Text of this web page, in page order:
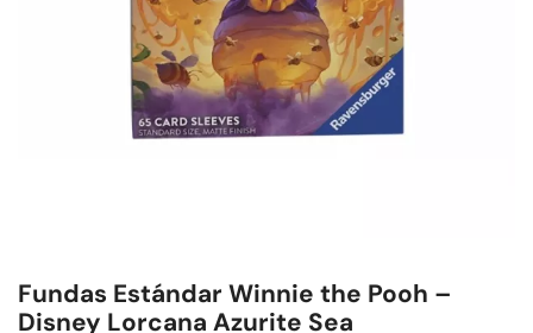
Fundas Estándar Winnie the Pooh –
Disney Lorcana Azurite Sea